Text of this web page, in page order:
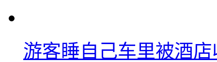
游客睡自己车里被酒